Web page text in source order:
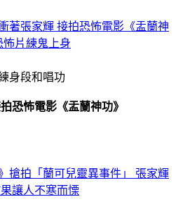
著張家輝 接拍恐怖電影《盂蘭神
片練鬼上身
恐怖電影《盂蘭神功》
搶拍「蘭可兒靈異事件」 張家輝
讓人不寒而慄